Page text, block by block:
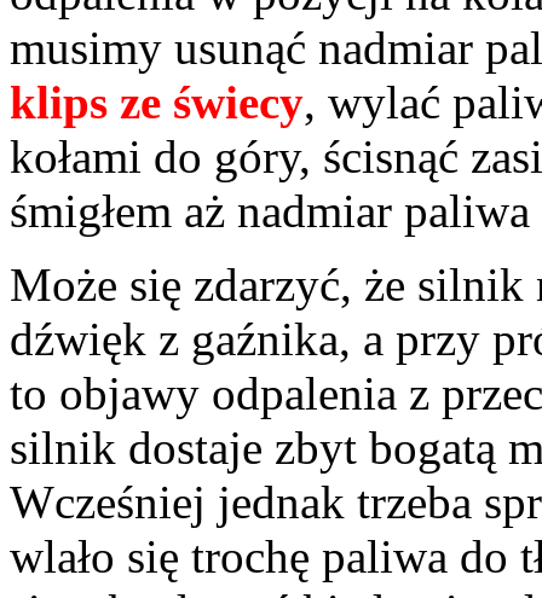
musimy usunąć nadmiar
klips ze świecy, wylać
kołami do góry, ścisnąć
śmigłem aż nadmiar
Może się zdarzyć, że silnik
dźwięk z gaźnika, a przy
to objawy odpalenia z
silnik dostaje zbyt bogatą
Wcześniej jednak trzeba
wlało się trochę paliwa do